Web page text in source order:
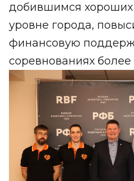
добившимся хороших
уровне города,
финансовую
соревнованиях более